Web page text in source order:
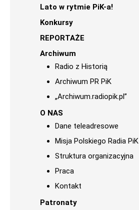
Lato w rytmie PiK-a!
Konkursy
REPORTAŻE
Archiwum
Radio z Historią
Archiwum PR PiK
„Archiwum.radiopik.pl”
O NAS
Dane teleadresowe
Misja Polskiego Radia PiK
Struktura organizacyjna
Praca
Kontakt
Patronaty